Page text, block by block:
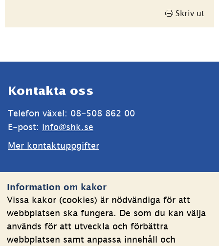
Information om kakor
Vissa kakor (cookies) är nödvändiga för att
webbplatsen ska fungera. De som du kan välja
används för att utveckla och förbättra
webbplatsen samt anpassa innehåll och
Skriv ut
Kontakta oss
Telefon växel: 08-508 862 00
E-post: info@shk.se
Mer kontaktuppgifter
Om kakor
Behandling av personuppgifter
Tillgänglighetsredogörelse